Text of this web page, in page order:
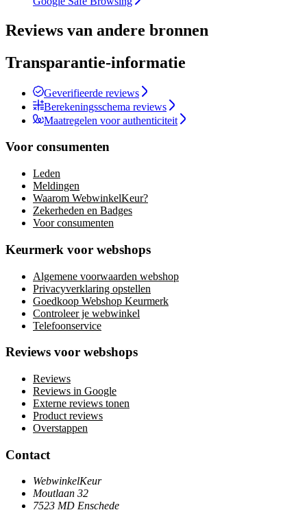
Reviews van andere bronnen
Transparantie-informatie
Geverifieerde reviews
Berekeningsschema reviews
Maatregelen voor authenticiteit
Voor consumenten
Leden
Meldingen
Waarom WebwinkelKeur?
Zekerheden en Badges
Voor consumenten
Keurmerk voor webshops
Algemene voorwaarden webshop
Privacyverklaring opstellen
Goedkoop Webshop Keurmerk
Controleer je webwinkel
Telefoonservice
Reviews voor webshops
Reviews
Reviews in Google
Externe reviews tonen
Product reviews
Overstappen
Contact
WebwinkelKeur
Moutlaan 32
7523 MD Enschede